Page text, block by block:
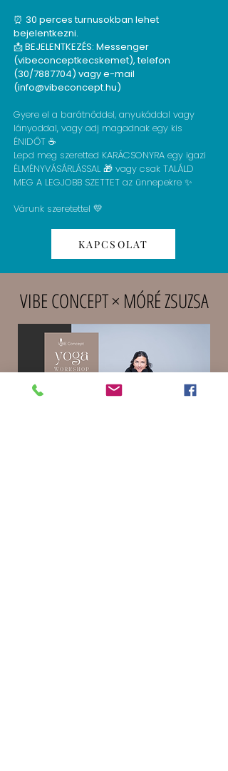
⏰ 30 perces turnusokban lehet
bejelentkezni.
📩BEJELENTKEZÉS: Messenger
(vibeconceptkecskemet), telefon
(30/7887704) vagy e-mail
(info@vibeconcept.hu)
Gyere el a barátnőddel, anyukáddal vagy
lányoddal, vagy adj magadnak egy kis
ÉNIDŐT ☕
Lepd meg szeretted KARÁCSONYRA egy igazi
ÉLMÉNYVÁSÁRLÁSSAL 🎁 vagy csak TALÁLD
MEG A LEGJOBB SZETTET az ünnepekre ✨
Várunk szeretettel 💛
KAPCSOLAT
VIBE CONCEPT × MÓRÉ ZSUZSA